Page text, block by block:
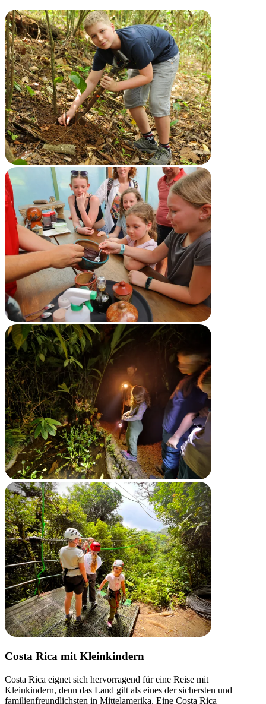
Costa Rica mit Kleinkindern
Costa Rica eignet sich hervorragend für eine Reise mit
Kleinkindern, denn das Land gilt als eines der sichersten und
familienfreundlichsten in Mittelamerika. Eine Costa Rica